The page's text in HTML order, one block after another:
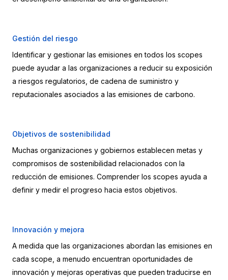
Gestión del riesgo
Identificar y gestionar las emisiones en todos los scopes
puede ayudar a las organizaciones a reducir su exposición
a riesgos regulatorios, de cadena de suministro y
reputacionales asociados a las emisiones de carbono.
Objetivos de sostenibilidad
Muchas organizaciones y gobiernos establecen metas y
compromisos de sostenibilidad relacionados con la
reducción de emisiones. Comprender los scopes ayuda a
definir y medir el progreso hacia estos objetivos.
Innovación y mejora
A medida que las organizaciones abordan las emisiones en
cada scope, a menudo encuentran oportunidades de
innovación y mejoras operativas que pueden traducirse en